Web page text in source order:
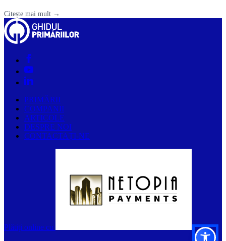
Citește mai mult →
PRIMĂRII
COMPANII
ARTICOLE
DESPRE NOI
CONTACTAȚI-NE
Plătiți online cu